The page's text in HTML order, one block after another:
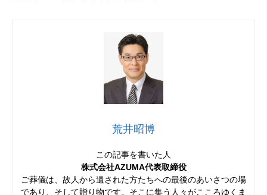
荒井昭博
この記事を書いた人
株式会社AZUMA代表取締役
ご葬儀は、故人から遺された方たちへの最後のあいさつの場
であり、そして贈り物です。そこに集う人々がこころゆくま